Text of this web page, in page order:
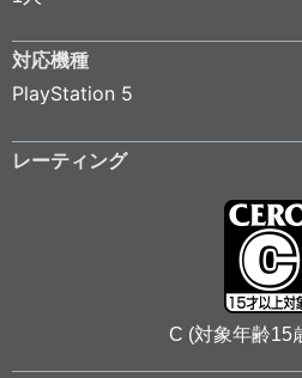
対応機種
PlayStation 5
レーティング
C (対象年齢15